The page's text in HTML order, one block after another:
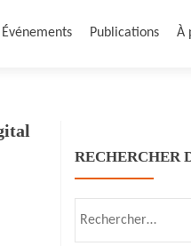
Événements Publications À
RECHERCHER